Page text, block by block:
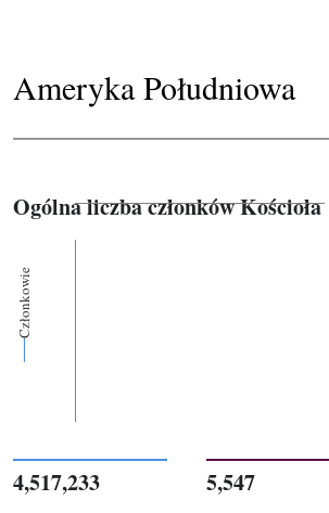
Ameryka Południowa
Ogólna liczba członków Kościoła
Członkowie
4,517,233 5,547